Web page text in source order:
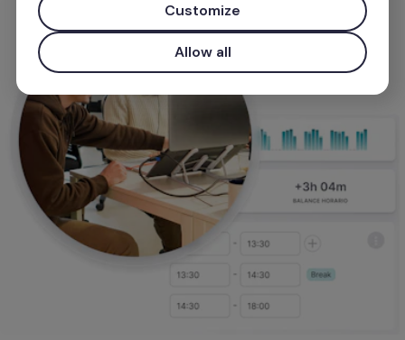
Customize
Allow all